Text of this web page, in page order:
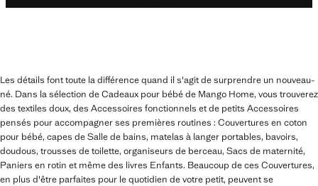
Les détails font toute la différence quand il s'agit de surprendre un nouveau-
né. Dans la sélection de Cadeaux pour bébé de Mango Home, vous trouverez
des textiles doux, des Accessoires fonctionnels et de petits Accessoires
pensés pour accompagner ses premières routines : Couvertures en coton
pour bébé, capes de Salle de bains, matelas à langer portables, bavoirs,
doudous, trousses de toilette, organiseurs de berceau, Sacs de maternité,
Paniers en rotin et même des livres Enfants. Beaucoup de ces Couvertures,
en plus d'être parfaites pour le quotidien de votre petit, peuvent se